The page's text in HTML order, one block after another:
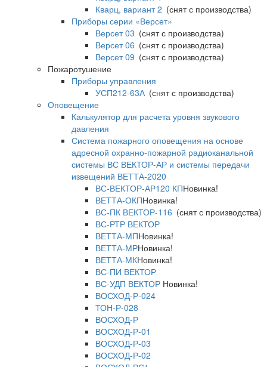
Кварц, вариант 2 (снят с производства)
Приборы серии «Версет»
Версет 03 (снят с производства)
Версет 06 (снят с производства)
Версет 09 (снят с производства)
Пожаротушение
Приборы управления
УСП212-63А(снят с производства)
Оповещение
Калькулятор для расчета уровня звукового
давления
Система пожарного оповещения на основе
адресной охранно-пожарной радиоканальной
системы ВС ВЕКТОР-АР и системы передачи
извещений ВЕТТА-2020
ВС-ВЕКТОР-АР120 КПНовинка!
ВЕТТА-ОКПНовинка!
ВС-ПК ВЕКТОР-116 (снят с производства)
ВС-РТР ВЕКТОР
ВЕТТА-МПНовинка!
ВЕТТА-МРНовинка!
ВЕТТА-МКНовинка!
ВС-ПИ ВЕКТОР
ВС-УДП ВЕКТОР Новинка!
ВОСХОД-Р-024
ТОН-Р-028
ВОСХОД-Р
ВОСХОД-Р-01
ВОСХОД-Р-03
ВОСХОД-Р-02